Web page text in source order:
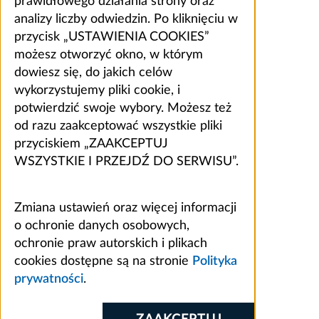
analizy liczby odwiedzin. Po kliknięciu w
przycisk „USTAWIENIA COOKIES”
możesz otworzyć okno, w którym
dowiesz się, do jakich celów
wykorzystujemy pliki cookie, i
potwierdzić swoje wybory. Możesz też
od razu zaakceptować wszystkie pliki
przyciskiem „ZAAKCEPTUJ
WSZYSTKIE I PRZEJDŹ DO SERWISU”.
Zmiana ustawień oraz więcej informacji
o ochronie danych osobowych,
ochronie praw autorskich i plikach
cookies dostępne są na stronie Polityka
prywatności.